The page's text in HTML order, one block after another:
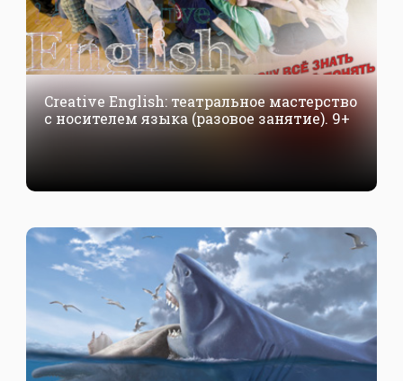
Creative English: театральное мастерство
с носителем языка (разовое занятие). 9+